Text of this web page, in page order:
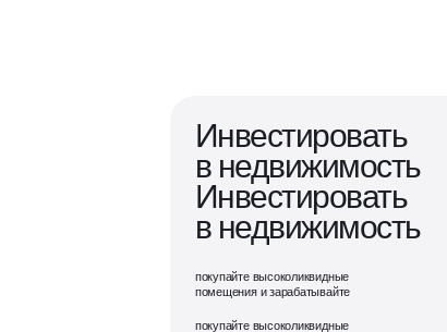
Инвестировать
в недвижимость
Инвестировать
в недвижимость
покупайте высоколиквидные
помещения и зарабатывайте
покупайте высоколиквидные